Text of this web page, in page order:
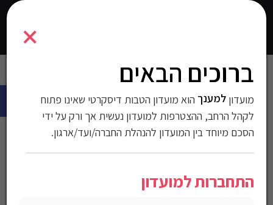
×
ברוכים הבאים
מועדוןלמענך הוא מועדון הטבות דיסקרטי שאינו פתוח
לקהל הרחב, ההצטרפות למועדון נעשית אך ורק על ידי
הסכם מיוחד בין המועדון להנהלת החברה/ועד/ארגון.
התחברות למועדון
1700818
>חולצות חולצות מכופתרות
חולצה מכופתרת Gant
לגברים גזרת Slim Fit
מק"ט:1700818